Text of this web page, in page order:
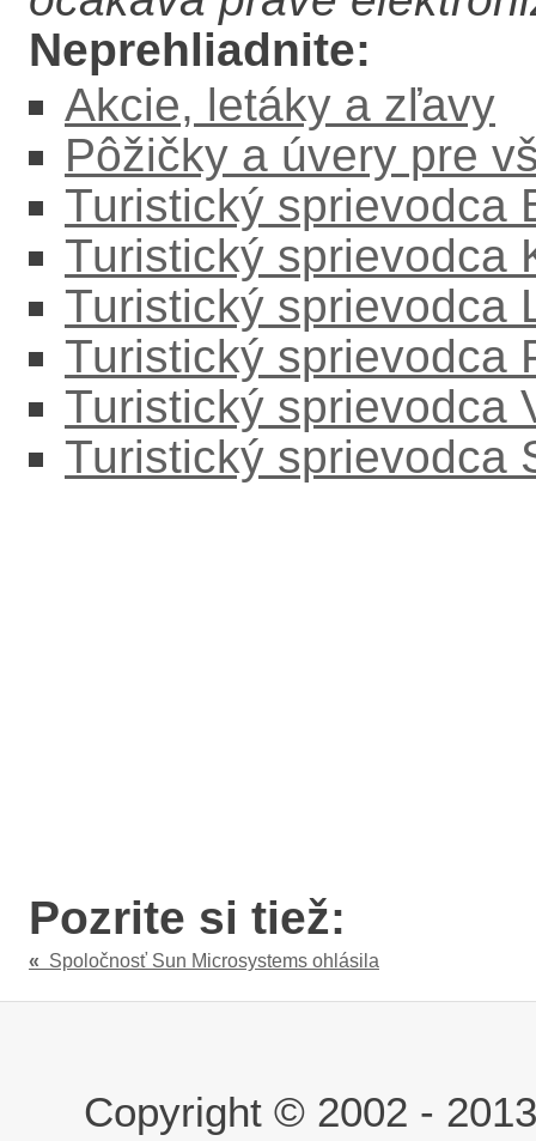
Neprehliadnite:
Akcie, letáky a zľavy
Pôžičky a úvery pre
Turistický sprievodca
Turistický sprievodca
Turistický sprievodca
Turistický sprievodca
Turistický sprievodca
Turistický sprievodca
Pozrite si tiež:
« Spoločnosť Sun Microsystems ohlásila
Copyright © 2002 -